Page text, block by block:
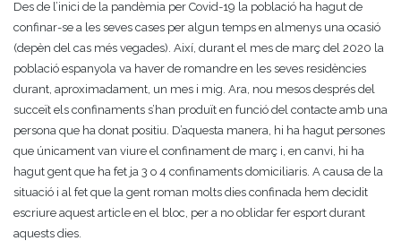
Des de l’inici de la pandèmia per Covid-19 la població ha hagut de
confinar-se a les seves cases per algun temps en almenys una ocasió
(depèn del cas més vegades). Així, durant el mes de març del 2020 la
població espanyola va haver de romandre en les seves residències
durant, aproximadament, un mes i mig. Ara, nou mesos després del
succeït els confinaments s’han produït en funció del contacte amb una
persona que ha donat positiu. D’aquesta manera, hi ha hagut persones
que únicament van viure el confinament de març i, en canvi, hi ha
hagut gent que ha fet ja 3 o 4 confinaments domiciliaris. A causa de la
situació i al fet que la gent roman molts dies confinada hem decidit
escriure aquest article en el bloc, per a no oblidar fer esport durant
aquests dies.